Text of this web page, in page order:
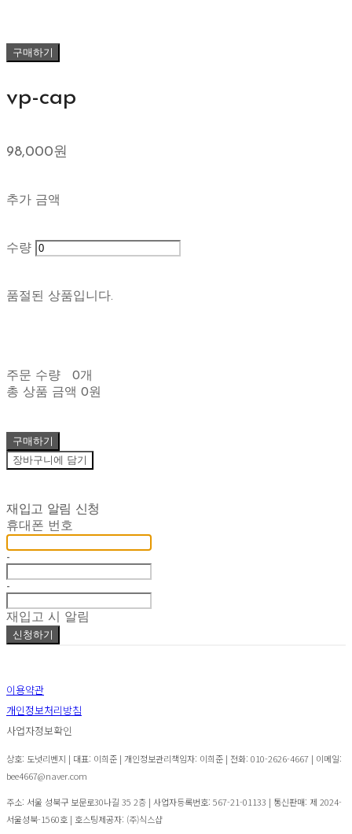
구매하기
vp-cap
98,000원
추가 금액
수량
품절된 상품입니다.
주문 수량
0개
총 상품 금액 0원
구매하기
장바구니에 담기
재입고 알림 신청
휴대폰 번호
-
-
재입고 시 알림
신청하기
이용약관
개인정보처리방침
사업자정보확인
상호: 도넛리벤지 | 대표: 이희준 | 개인정보관리책임자: 이희준 | 전화: 010-2626-4667 | 이메일:
bee4667@naver.com
주소: 서울 성북구 보문로30나길 35 2층 | 사업자등록번호: 567-21-01133 | 통신판매: 제 2024-
서울성북-1560호 | 호스팅제공자: (주)식스샵